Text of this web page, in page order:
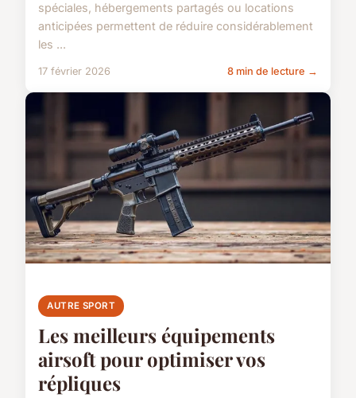
spéciales, hébergements partagés ou locations
anticipées permettent de réduire considérablement
les ...
17 février 2026 8 min de lecture →
AUTRE SPORT
Les meilleurs équipements
airsoft pour optimiser vos
répliques